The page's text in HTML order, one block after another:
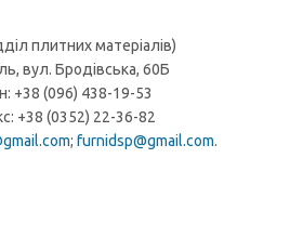
плитних матеріалів)
вул. Бродівська, 60Б
+38 (096) 438-19-53
+38 (0352) 22-36-82
; furnidsp@gmail.com.